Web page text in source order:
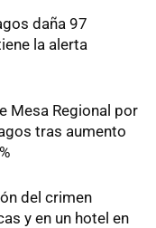
daña 97
la alerta
Mesa Regional por
tras aumento
del crimen
y en un hotel en